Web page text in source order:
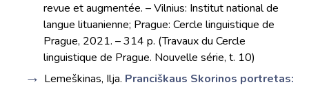
revue et augmentée. – Vilnius: Institut national de
langue lituanienne; Prague: Cercle linguistique de
Prague, 2021. – 314 p. (Travaux du Cercle
linguistique de Prague. Nouvelle série, t. 10)
Lemeškinas, Ilja. Pranciškaus Skorinos portretas: